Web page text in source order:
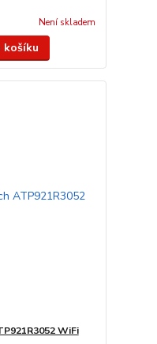
Není skladem
košíku
WiFi